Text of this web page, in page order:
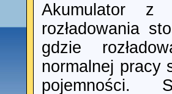
Akumulator z
rozładowania
gdzie
normalnej pracy
pojemności.